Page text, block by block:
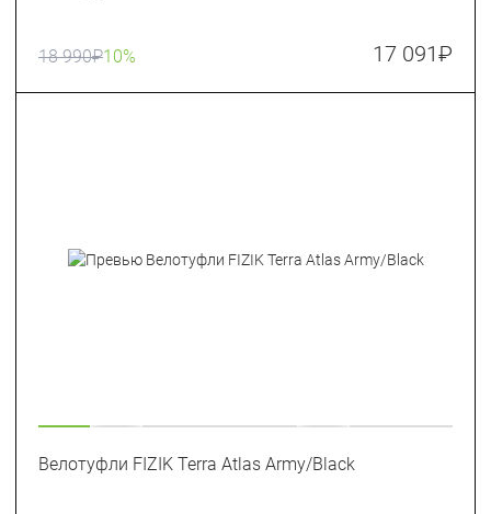
18 990₽10% 17 091₽
Велотуфли FIZIK Terra Atlas Army/Black